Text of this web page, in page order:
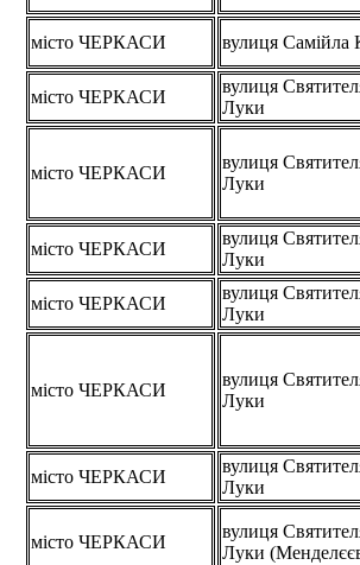
місто ЧЕРКАСИ вулиця Самійла
місто ЧЕРКАСИ
вулиця
Луки
місто ЧЕРКАСИ
вулиця
Луки
місто ЧЕРКАСИ
вулиця
Луки
місто ЧЕРКАСИ
вулиця
Луки
місто ЧЕРКАСИ
вулиця
Луки
місто ЧЕРКАСИ
вулиця
Луки
місто ЧЕРКАСИ
вулиця
Луки